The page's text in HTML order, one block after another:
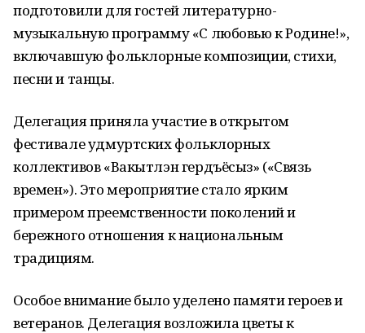
подготовили для гостей литературно-
музыкальную программу «С любовью к Родине!»,
включавшую фольклорные композиции, стихи,
песни и танцы.
Делегация приняла участие в открытом
фестивале удмуртских фольклорных
коллективов «Вакытлэн гердъёсыз» («Связь
времен»). Это мероприятие стало ярким
примером преемственности поколений и
бережного отношения к национальным
традициям.
Особое внимание было уделено памяти героев и
ветеранов. Делегация возложила цветы к